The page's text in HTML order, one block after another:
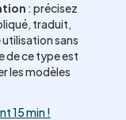
: précisez
traduit,
sans
de ce type est
les modèles
15 min !